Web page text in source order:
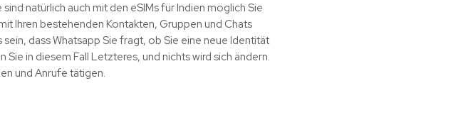
natürlich auch mit den eSIMs für Indien möglich Sie
Ihren bestehenden Kontakten, Gruppen und Chats
dass Whatsapp Sie fragt, ob Sie eine neue Identität
in diesem Fall Letzteres, und nichts wird sich ändern.
und Anrufe tätigen.